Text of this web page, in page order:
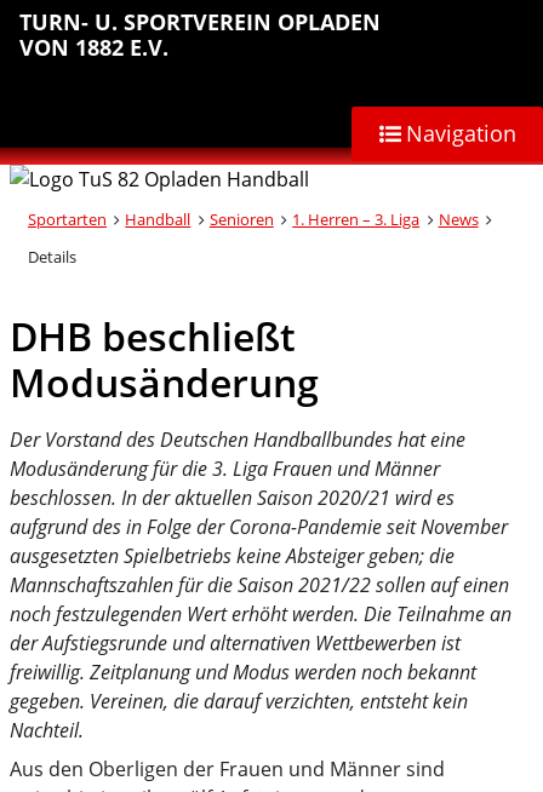
Sprungmarken
Inhalt
anspringen
Hauptnavigation
anspringen
Abteilungsnavigation
anspringen
Fußbereich
anspringen
TURN- U. SPORTVEREIN OPLADEN
VON 1882 E.V.
Navigation
Sportarten Handball Senioren 1. Herren – 3. Liga
News
Details
DHB beschließt
Modusänderung
Der Vorstand des Deutschen Handballbundes hat eine
Modusänderung für die 3. Liga Frauen und Männer
beschlossen. In der aktuellen Saison 2020/21 wird es
aufgrund des in Folge der Corona-Pandemie seit November
ausgesetzten Spielbetriebs keine Absteiger geben; die
Mannschaftszahlen für die Saison 2021/22 sollen auf einen
noch festzulegenden Wert erhöht werden. Die Teilnahme an
der Aufstiegsrunde und alternativen Wettbewerben ist
freiwillig. Zeitplanung und Modus werden noch bekannt
gegeben. Vereinen, die darauf verzichten, entsteht kein
Nachteil.
Aus den Oberligen der Frauen und Männer sind